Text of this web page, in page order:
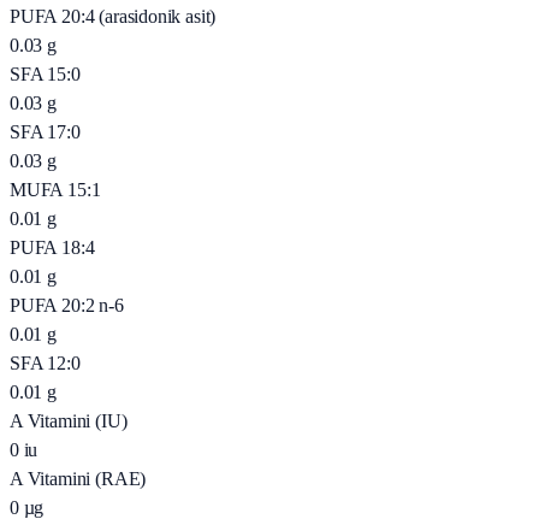
PUFA 20:4 (arasidonik asit)
0.03 g
SFA 15:0
0.03 g
SFA 17:0
0.03 g
MUFA 15:1
0.01 g
PUFA 18:4
0.01 g
PUFA 20:2 n-6
0.01 g
SFA 12:0
0.01 g
A Vitamini (IU)
0 iu
A Vitamini (RAE)
0 µg